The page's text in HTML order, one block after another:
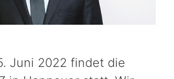
Juni 2022 findet die